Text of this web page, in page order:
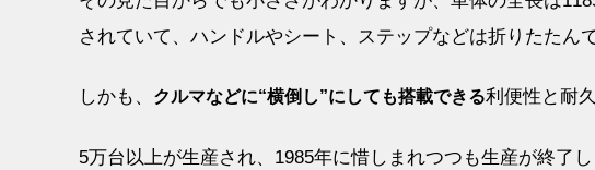
されていて、ハンドルやシート、ステップなどは折りたたん
しかも、 クルマなどに“横倒し”にしても搭載できる利便性と耐
5万台以上が生産され、1985年に惜しまれつつも生産が終了